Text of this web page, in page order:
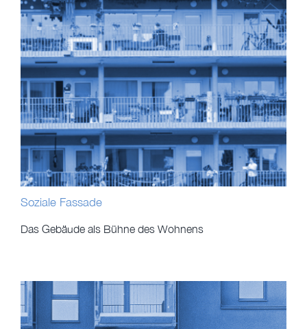
Soziale Fassade
Das Gebäude als Bühne des Wohnens